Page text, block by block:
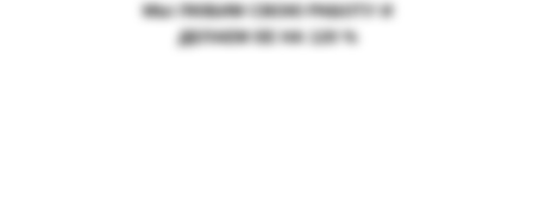
МЫ ЛЮБИМ СВОЮ РАБОТУ И
ДЕЛАЕМ ЕЕ НА 120 %